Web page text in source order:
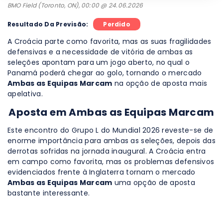
BMO Field (Toronto, ON), 00:00 @ 24.06.2026
Resultado Da Previsão: Perdido
A Croácia parte como favorita, mas as suas fragilidades
defensivas e a necessidade de vitória de ambas as
seleções apontam para um jogo aberto, no qual o
Panamá poderá chegar ao golo, tornando o mercado
Ambas as Equipas Marcam na opção de aposta mais
apelativa.
Aposta em Ambas as Equipas Marcam
Este encontro do Grupo L do Mundial 2026 reveste-se de
enorme importância para ambas as seleções, depois das
derrotas sofridas na jornada inaugural. A Croácia entra
em campo como favorita, mas os problemas defensivos
evidenciados frente à Inglaterra tornam o mercado
Ambas as Equipas Marcam uma opção de aposta
bastante interessante.